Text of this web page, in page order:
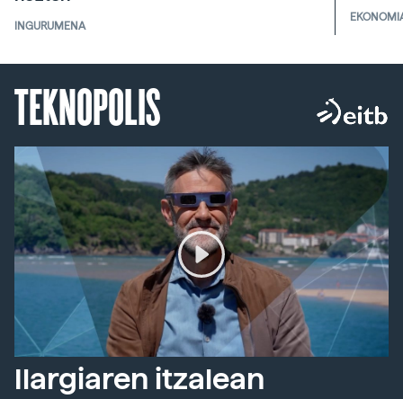
INGURUMENA
TEKNOPOLIS
Ilargiaren itzalean